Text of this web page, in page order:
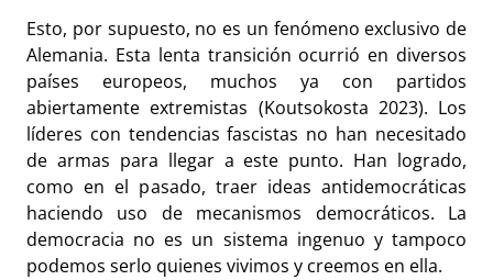
Esto, por supuesto, no es un fenómeno exclusivo de
Alemania. Esta lenta transición ocurrió en diversos
países europeos, muchos ya con partidos
abiertamente extremistas (Koutsokosta 2023). Los
líderes con tendencias fascistas no han necesitado
de armas para llegar a este punto. Han logrado,
como en el pasado, traer ideas antidemocráticas
haciendo uso de mecanismos democráticos. La
democracia no es un sistema ingenuo y tampoco
podemos serlo quienes vivimos y creemos en ella.